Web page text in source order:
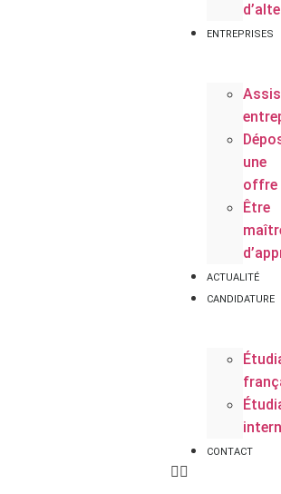
ENTREPRISES
une
offre
Être
ACTUALITÉ
CANDIDATURE
CONTACT